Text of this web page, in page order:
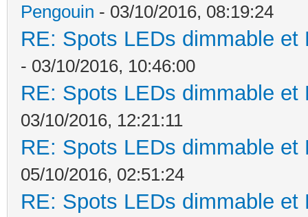
Pengouin - 03/10/2016, 08:19:24
RE: Spots LEDs dimmable
- 03/10/2016, 10:46:00
RE: Spots LEDs dimmable
03/10/2016, 12:21:11
RE: Spots LEDs dimmable
05/10/2016, 02:51:24
RE: Spots LEDs dimmable